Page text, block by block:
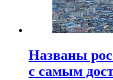
Названы
с самым